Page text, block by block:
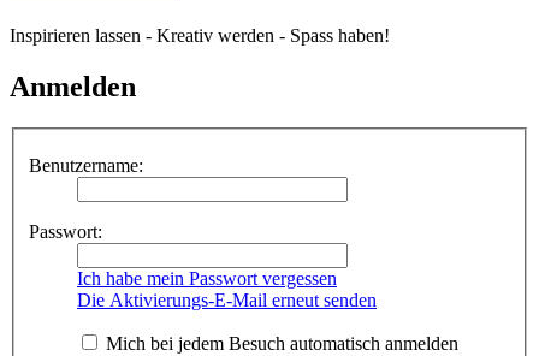
Inspirieren lassen - Kreativ werden - Spass haben!
Anmelden
Benutzername:
Passwort:
Ich habe mein Passwort vergessen
Die Aktivierungs-E-Mail erneut senden
Mich bei jedem Besuch automatisch anmelden